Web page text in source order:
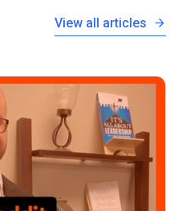
View all articles